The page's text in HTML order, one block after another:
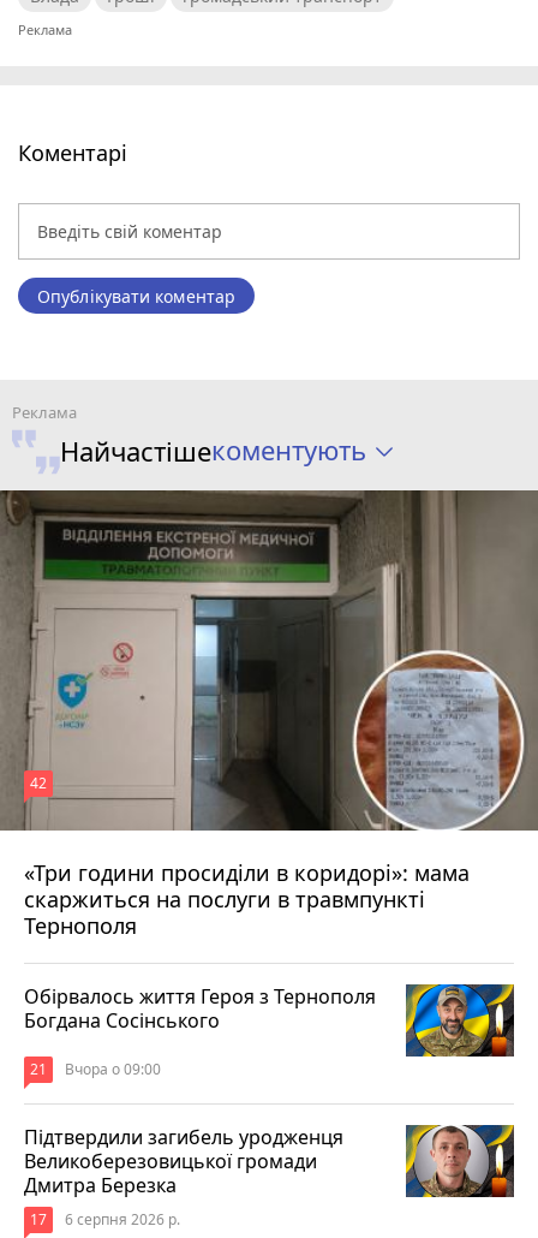
Коментарі
Опублікувати коментар
Найчастішекоментують
«Три години просиділи в коридорі»: мама
скаржиться на послуги в травмпункті
Тернополя
42
Вчора о 13:05
Обірвалось життя Героя з Тернополя
Богдана Сосінського
21 Вчора о 09:00
Підтвердили загибель уродженця
Великоберезовицької громади
Дмитра Березка
17 6 серпня 2026 р.